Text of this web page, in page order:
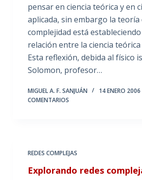
pensar en ciencia teórica y en
aplicada, sin embargo la teoría
complejidad está
relación entre la ciencia teórica
Esta reflexión, debida al físico
Solomon, profesor…
MIGUEL A. F. SANJUÁN 14 ENERO 2006
COMENTARIOS
REDES COMPLEJAS
Explorando redes